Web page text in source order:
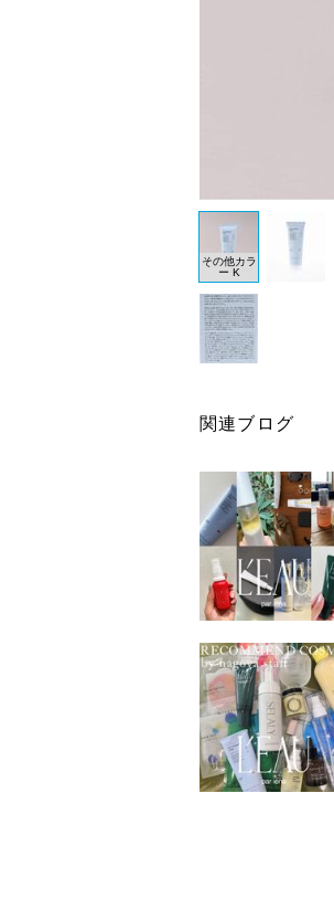
その他カラ
ー K
関連ブログ